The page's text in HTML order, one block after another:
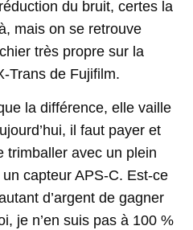
du bruit, certes la
mais on se retrouve
très propre sur la
Trans de Fujifilm.
la différence, elle vaille
il faut payer et
trimballer avec un plein
capteur APS-C. Est-ce
d’argent de gagner
je n’en suis pas à 100 %